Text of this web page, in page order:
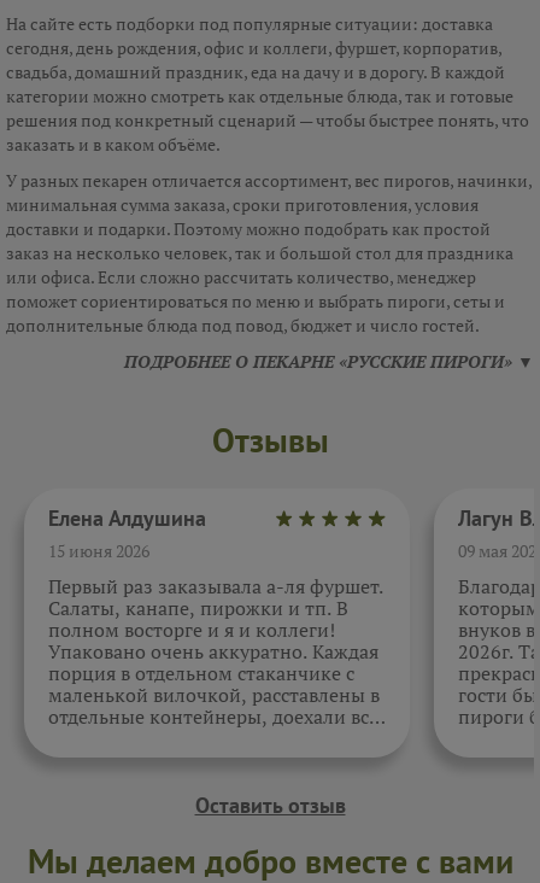
На сайте есть подборки под популярные ситуации: доставка
сегодня, день рождения, офис и коллеги, фуршет, корпоратив,
свадьба, домашний праздник, еда на дачу и в дорогу. В каждой
категории можно смотреть как отдельные блюда, так и готовые
решения под конкретный сценарий — чтобы быстрее понять, что
заказать и в каком объёме.
У разных пекарен отличается ассортимент, вес пирогов, начинки,
минимальная сумма заказа, сроки приготовления, условия
доставки и подарки. Поэтому можно подобрать как простой
заказ на несколько человек, так и большой стол для праздника
или офиса. Если сложно рассчитать количество, менеджер
поможет сориентироваться по меню и выбрать пироги, сеты и
дополнительные блюда под повод, бюджет и число гостей.
ПОДРОБНЕЕ О ПЕКАРНЕ «РУССКИЕ ПИРОГИ» ▼
Отзывы
Елена Алдушина
15 июня 2026
Первый раз заказывала а-ля фуршет.
Салаты, канапе, пирожки и тп. В
полном восторге и я и коллеги!
Упаковано очень аккуратно. Каждая
порция в отдельном стаканчике с
маленькой вилочкой, расставлены в
отдельные контейнеры, доехали все
спасибо за внимательность к датам.
09 мая
внуков
2026г.
гости
пироги
Оставить отзыв
Мы делаем добро вместе с вами